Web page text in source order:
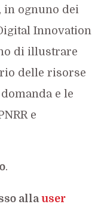
in ognuno dei
Innovation
di illustrare
delle risorse
e le
e
.
allauser